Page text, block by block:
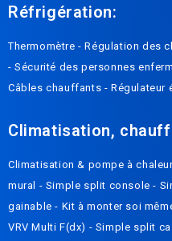
Réfrigération:
Thermomètre-Régulation des
-Sécurité des personnes
Câbles chauffants -Régulateur
Climatisation,
Climatisation & pompe à
mural - Simple split console-
gainable- Kit à monter soi
VRV Multi F(dx) - Simple split